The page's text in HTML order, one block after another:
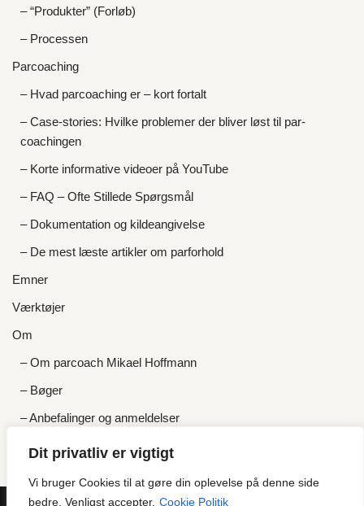
Dit privatliv er vigtigt
Vi bruger Cookies til at gøre din oplevelse på denne side
bedre. Venligst accepter. Cookie Politik
– “Produkter” (Forløb)
– Processen
Parcoaching
– Hvad parcoaching er – kort fortalt
– Case-stories: Hvilke problemer der bliver løst til par-
coachingen
– Korte informative videoer på YouTube
– FAQ – Ofte Stillede Spørgsmål
– Dokumentation og kildeangivelse
– De mest læste artikler om parforhold
Emner
Værktøjer
Om
– Om parcoach Mikael Hoffmann
– Bøger
– Anbefalinger og anmeldelser
– Priser og gratis tilbud
GDPR